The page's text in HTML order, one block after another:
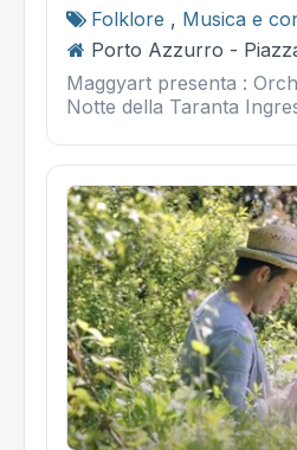
Folklore , Musica e
Porto Azzurro -
Maggyart presenta :
Notte della Taranta